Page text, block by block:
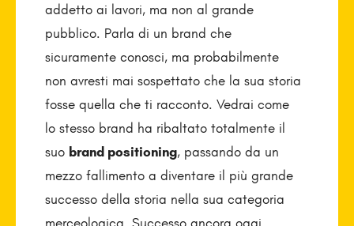
addetto ai lavori, ma non al grande
pubblico. Parla di un brand che
sicuramente conosci, ma probabilmente
non avresti mai sospettato che la sua storia
fosse quella che ti racconto. Vedrai come
lo stesso brand ha ribaltato totalmente il
suo brand positioning, passando da un
mezzo fallimento a diventare il più grande
successo della storia nella sua categoria
merceologica. Successo ancora oggi